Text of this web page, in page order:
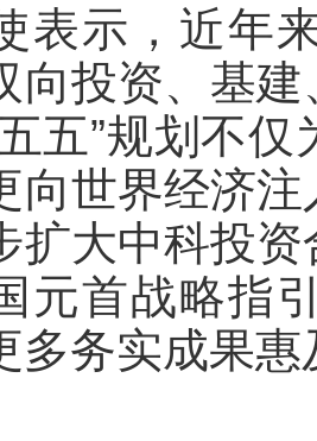
表示，近年
向投资、基
五”规划不
向世界经济
扩大中科投
元首战略指
多务实成果